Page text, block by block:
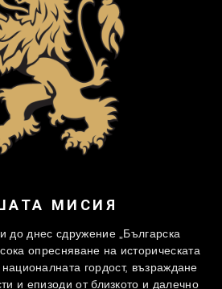
МИСИЯ
до днес сдружение „Българска
опресняване на историческата
гордост, възраждане
и епизоди от близкото и далечно